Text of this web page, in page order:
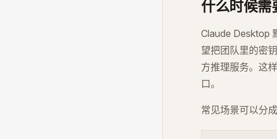
什么时候需
Claude Desktop
望把团队里的密
方推理服务。这
口。
常见场景可以分成